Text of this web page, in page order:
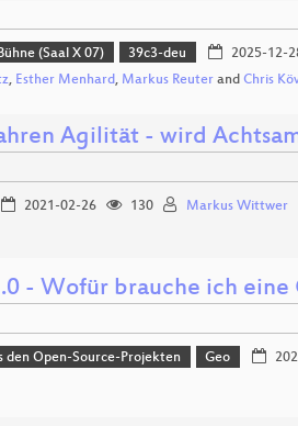
(Saal X 07) 39c3-deu 2025-12-
, Esther Menhard, Markus Reuter and Chris
Agilität - wird
2021-02-26 130 Markus Wittwer
- Wofür brauche ich
den Open-Source-Projekten Geo